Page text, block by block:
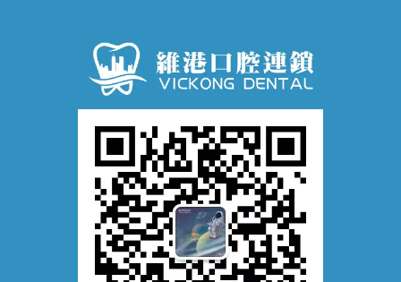
牙齦萎縮